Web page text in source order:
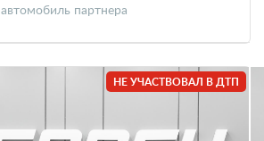
автомобиль партнера
НЕ УЧАСТВОВАЛ В ДТП